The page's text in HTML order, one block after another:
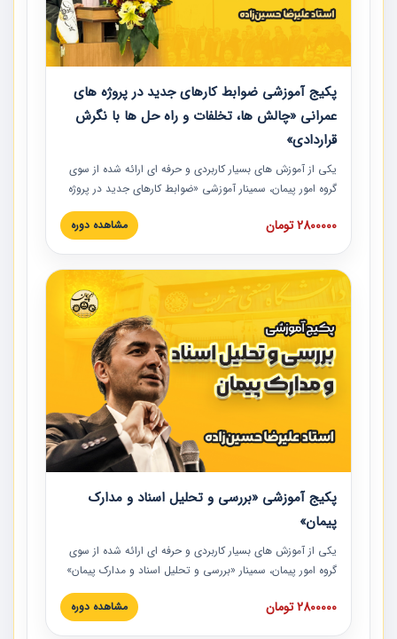
پکیج آموزشی ضوابط کارهای جدید در پروژه های
عمرانی «چالش ها، تخلفات و راه حل ها با نگرش
قراردادی»
یکی از آموزش‏‏‏‏‏‏ های بسیار کاربردی و حرفه‏ ای ارائه شده از سوی
گروه امور پیمان، سمینار آموزشی «ضوابط کارهای جدید در پروژه
های عمرانی» چالش ها، تخلفات و راه حل ها با نگرش قراردادی
است که در محل سندیکای شرکت های ساختمانی کشور ارائه شد.
مدارک پیمان به همراه تجربیات عملی ارائه شده است.
2800000 تومان مشاهده دوره
پکیج آموزشی «بررسی و تحلیل اسناد و مدارک
پیمان»
یکی از آموزش‏‏‏‏‏‏ های بسیار کاربردی و حرفه‏ ای ارائه شده از سوی
گروه امور پیمان، سمینار «بررسی و تحلیل اسناد و مدارک پیمان»
است که در دانشگاه صنعتی شریف ارائه شد. در این آموزش
نکات کلیدی مربوط به اسناد و مدارک پیمان، اولویت بندی اسناد
2800000 تومان مشاهده دوره